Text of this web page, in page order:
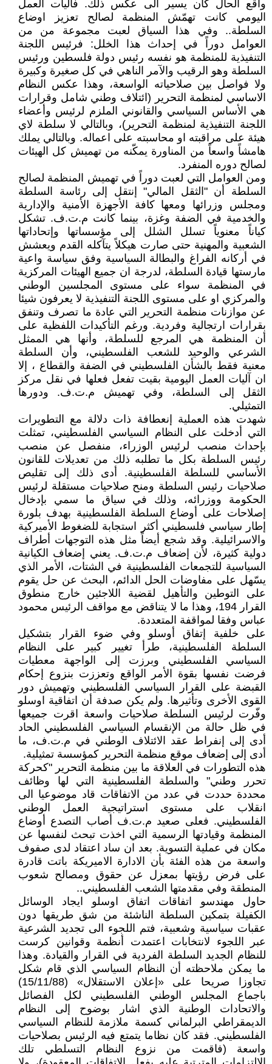
واقع الحال كان يسير الى عكس ذلك. فآليات العمل
اليومي كانت تهمّش المنظمة لصالح تعزيز اوضاع
السلطة.. وفي هذا السياق لعبت مجموعة من من
العوامل دوراً في إحداث هذا الخلل: فرئيس اللجنة
التنفيذية للمنظمة هو نفسه رئيس دولة فلسطين ورئيس
السلطة وهو الرقيب والآمر الناهي في كل صغيرة وكبيرة
ولا فواصل بين صلاحياته الواسعة، وهذا عكس النظام
الاساسي لمنظمة التحرير (ائتلاف وطني شامل وقرارات
هي الأساس السياسي والقانوني الملزم لرئيس وأعضاء
اللجنة التنفيذية لمنظمة التحرير)، وبالتالي لا سلطة لاي
هيئة على مراقبته او محاسبته على اعماله. وبالتالي يملك
هامشاً واسعاً من المناورة يمكّنه من تهميش كل الهيئات
لصالح دوره المنفرد.
ومن العوامل التي لعبت دوراً في تهميش المنظمة لصالح
السلطة أن "الثقل المالي" إنتقل إلى رئاسة السلطة
ومجلس وزرائها ومعها كافة الأجهزة الأمنية والإدارية
والخدمية في الضفة وغزة، بينما كانت م.ت.ف. تشكل
كياناً معنوياً تسلل الشلل إلى مؤسساتها وإتحاداتها
الشعبية والمهنية حتى صارت هيكلاً يتآكله القدم ويعشش
في أركانه الفراغ والبطالة السياسية وفق سياسة واعية
مارستها قيادة السلطة، لدرجة ان جميع الهيئات المركزية
في المنظمة سواء على مستوى المجلسين الوطني
والمركزي او على مستوى اللجنة التنفيذية لا يعرفون شيئا
عن موازنات منظمة التحرير التي عادة ما تصرف وتنفق
بقرارات ارتجالية وفردية. ورغم التأكيدات اللفظية على
أن المنظمة هي المرجع للسلطة، وأنها هي الممثل
الشرعي والوحيد للشعب الفلسطيني، وأن السلطة
معنية فقط بالشأن الفلسطيني في الضفة والقطاع ، إلا
ان آليات العمل اليومية بقيت تفعل فعلها في نقل مركز
الثقل إلى السلطة، وفي تهميش م.ت.ف. ودورها
التمثيلي.
شهدت هذه العملية إنعطافة ذات دلالة مع التطويرات
التي أدخلت على النظام السياسي الفلسطيني، تمثلت
بإحداث منصب لرئيس الوزراء، منفصل عن منصب
رئيس السلطة بكل ما تطلبه ذلك من تعديلات للقانون
الأساسي للسلطة الفلسطينية. أدى ذلك إلى تقليص
صلاحيات رئيس السلطة ومنح صلاحيات مستقلة لرئيس
الحكومة ووزرائه، وذلك في سياق ما سمي بإدخال
إصلاحات على أوضاع السلطة الفلسطينية بهدف بلورة
إطار سياسي فلسطيني أكثر استجابة للضغوط الأميركية
والاسرائيلية. وقد شجع أيضاً مثل هذه التوجهات أطراف
دولية كثيرة، لأن إضعاف م.ت.ف. يعني إضعاف الكيانية
السياسية للتجمعات الفلسطينية في الشتات، الأمر الذي
يسّهل على مفاوضات الحل الدائم، البحث عن حل يقوم
على التوطين والتأهيل لقضية اللاجئين خارج منطوق
القرار 194، وهذا ما لا يتناقض مع مواقف الرئيس محمود
عباس وفقا لمواقفة المتعددة.
على خلفية إتفاق أوسلو وفي ضوء القرار بتشكيل
السلطة الفلسطينية، طرأ تغيير كبير على النظام
السياسي الفلسطيني وبرزت إلى الواجهة معطيات
فرضت نفسها بقوة الأمر الواقع وتعززت بنزوع إحكام
القبضة على القرار السياسي الفلسطيني وتهميش دور
القوى الأخرى وتأثيرها. ولم يكن صدفة أن اتفاقية اوسلو
وفّرت لرئيس السلطة صلاحيات واسعة اقرت جميعها
في ظل حالة من الإنقسام السياسي الفلسطيني الحاد
أدى إلى إنفراط عقد الائتلاف الوطني في م.ت.ف، ما
أدى إلى إضعاف موقع منظمة التحرير كمؤسسة تمثيلية.
هذه التطورات في العلاقة ما بين منظمة التحرير "كحركة
تحرر وطني" والسلطة الفلسطينية التي لها وظائف
محددة حددت في عدد من الاتفاقات قاد موضوعيا الى
انقلاب على مستوى استراتيجية العمل الوطني
الفلسطيني. فعلى صعيد م.ت.ف أصاب التصدع أوضاع
المنظمة وقيادتها الرسمية التي اخذت تبحث لنفسها عن
مكان في عملية التسوية. بعد ان ساد اعتقاد لدى صفوف
واسعة من هذه الفئة بأن الادارة الاميريكة باتت قادرة
على فرض رؤيتها بمعزل عن حقوق ومصالح شعوب
المنطقة وفي مقدمتها الشعب الفلسطيني..
حاول مهندسو اتفاقات اتفاق اوسلو ايجاد الوسائل
الكفيلة بتمكين السلطة الناشئة من شق طريقها دون
عقبات سياسية وشعبية، فتم اللجوء الى تجديد الشرعية
عبر اللجوء لانتخابات اعتمدت أنظمة وقوانين كرست
للنظام الجديد السلطة الفردية في القرار والقيادة. وهذا
ما يمكن ملاحظته أن النظام السياسي الذي قام شكل
تجاوزا صريحا على «إعلان الاستقلال» (15/11/88)
باجماع المجلس الوطني الفلسطيني لكل الفصائل
والاتحادات الوطنية الذي اشار بوضوح إلى النظام
الديمقراطي البرلماني كسمة ملازمة للنظام السياسي
الفلسطيني. فقد كان نظاما يتمتع فيه الرئيس بصلاحيات
واسعة (فاقمت من نزوع النظام التسلطي تلك